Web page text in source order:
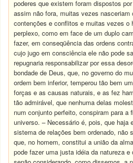
poderes que existem foram dispostos
assim não fora, muitas vezes nasceriam
contenções e conflitos e muitas vezes o
perplexo, como em face de um duplo
fazer, em conseqüência das ordens
cujo jugo em consciência ele não pode
repugnaria responsabilizar por essa
bondade de Deus, que, no governo do
ordem bem inferior, temperou tão bem
forças e as causas naturais, e as fez
tão admirável, que nenhuma delas
num conjunto perfeito, conspiram para a
universo. – Necessário é, pois, que haja
sistema de relações bem ordenado, não
que, no homem, constitui a união da
pode fazer uma justa idéia da natureza